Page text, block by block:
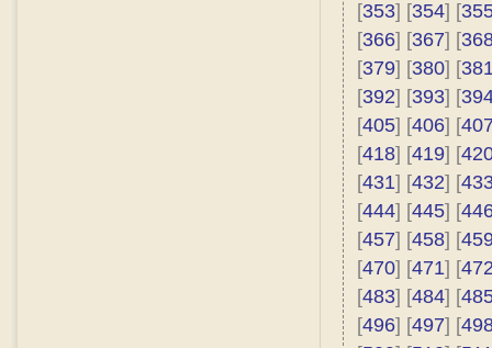
[353] [354] [
[366] [367] [
[379] [380] [
[392] [393] [
[405] [406] [
[418] [419] [
[431] [432] [
[444] [445] [
[457] [458] [
[470] [471] [
[483] [484] [
[496] [497] [